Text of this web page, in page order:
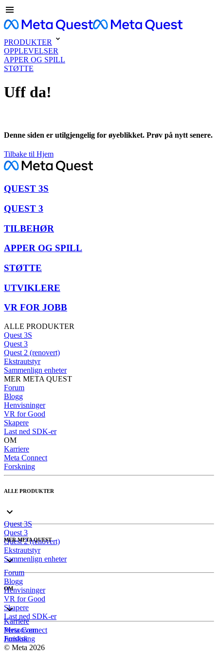
PRODUKTER
OPPLEVELSER
APPER OG SPILL
STØTTE
Uff da!
Denne siden er utilgjengelig for øyeblikket. Prøv på nytt senere.
Tilbake til Hjem
QUEST 3S
QUEST 3
TILBEHØR
APPER OG SPILL
STØTTE
UTVIKLERE
VR FOR JOBB
ALLE PRODUKTER
Quest 3S
Quest 3
Quest 2 (renovert)
Ekstrautstyr
Sammenlign enheter
MER META QUEST
Forum
Blogg
Henvisninger
VR for Good
Skapere
Last ned SDK-er
OM
Karriere
Meta Connect
Forskning
ALLE PRODUKTER
Quest 3S
Quest 3
Quest 2 (renovert)
Ekstrautstyr
Sammenlign enheter
MER META QUEST
Forum
Blogg
Henvisninger
VR for Good
Skapere
Last ned SDK-er
OM
Karriere
Meta Connect
Forskning
Personvern
Juridisk
© Meta 2026